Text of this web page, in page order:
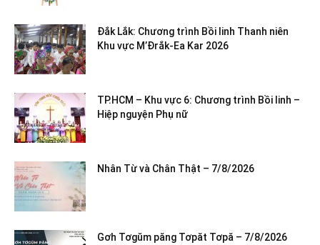
Đắk Lắk: Chương trình Bồi linh Thanh niên
Khu vực M’Đrắk-Ea Kar 2026
TP.HCM – Khu vực 6: Chương trình Bồi linh –
Hiệp nguyện Phụ nữ
Nhân Từ và Chân Thật – 7/8/2026
Gơh Tơgŭm păng Tơpăt Tơpă – 7/8/2026